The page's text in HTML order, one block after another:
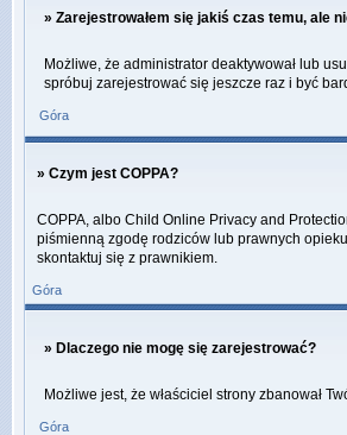
» Zarejestrowałem się jakiś czas temu, ale
Możliwe, że administrator deaktywował lub
spróbuj zarejestrować się jeszcze raz i być
Góra
» Czym jest COPPA?
COPPA, albo Child Online Privacy and
piśmienną zgodę rodziców lub prawnych
skontaktuj się z prawnikiem.
Góra
» Dlaczego nie mogę się zarejestrować?
Możliwe jest, że właściciel strony zbanował
Góra